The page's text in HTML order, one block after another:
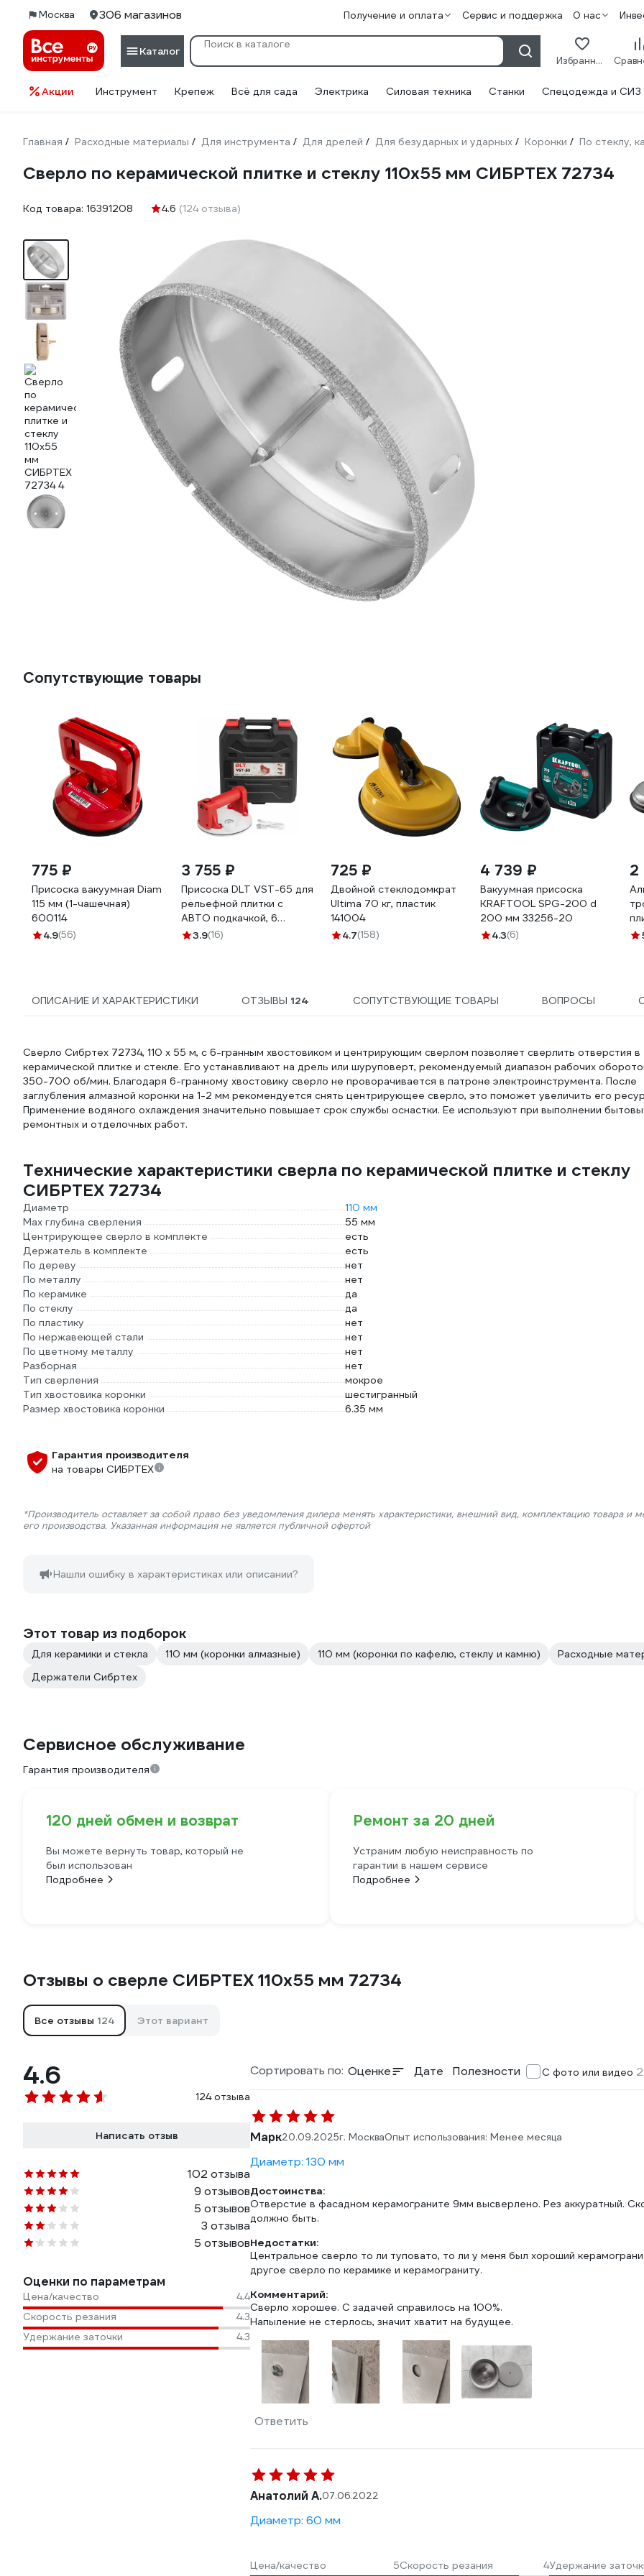
Москва 306 магазинов Получение и оплата Сервис и поддержка О нас
Каталог
Избранное
Акции Инструмент Крепеж Всё для сада Электрика Силовая техника Станки Спецодежда и СИЗ
Главная / Расходные материалы / Для инструмента / Для дрелей / Для безударных и ударных / Коронки / По стеклу,
Сверло по керамической плитке и стеклу 110х55 мм СИБРТЕХ 72734
Код товара: 16391208 4.6 (124 отзыва)
Сопутствующие товары
775 ₽
Присоска вакуумная Diam
115 мм (1-чашечная)
600114
4.9(56)
3 755 ₽
Присоска DLT VST-65 для
рельефной плитки с
АВТО подкачкой, 6
дюймов 1944
3.9(16)
725 ₽
Двойной стеклодомкрат
Ultima 70 кг, пластик
141004
4.7(158)
4 739 ₽
Вакуумная присоска
KRAFTOOL SPG-200 d
200 мм 33256-20
4.3(6)
2
ОПИСАНИЕ И ХАРАКТЕРИСТИКИ ОТЗЫВЫ 124 СОПУТСТВУЮЩИЕ ТОВАРЫ ВОПРОСЫ
Сверло Сибртех 72734, 110 х 55 м, с 6-гранным хвостовиком и центрирующим сверлом позволяет сверлить отверстия в
керамической плитке и стекле. Его устанавливают на дрель или шуруповерт, рекомендуемый диапазон рабочих
350-700 об/мин. Благодаря 6-гранному хвостовику сверло не проворачивается в патроне электроинструмента. После
заглубления алмазной коронки на 1-2 мм рекомендуется снять центрирующее сверло, это поможет увеличить его
Применение водяного охлаждения значительно повышает срок службы оснастки. Ее используют при выполнении
ремонтных и отделочных работ.
Технические характеристики сверла по керамической плитке и стеклу
СИБРТЕХ 72734
Диаметр
110 мм
Max глубина сверления
55 мм
Центрирующее сверло в комплекте
есть
Держатель в комплекте
есть
По дереву
нет
По металлу
нет
По керамике
да
По стеклу
да
По пластику
нет
По нержавеющей стали
нет
По цветному металлу
нет
Разборная
нет
Тип сверления
мокрое
Тип хвостовика коронки
шестигранный
Размер хвостовика коронки
6.35 мм
Гарантия производителя
на товары СИБРТЕХ
*Производитель оставляет за собой право без уведомления дилера менять характеристики, внешний вид, комплектацию товара и
его производства. Указанная информация не является публичной офертой
Нашли ошибку в характеристиках или описании?
Этот товар из подборок
Для керамики и стекла 110 мм (коронки алмазные) 110 мм (коронки по кафелю, стеклу и камню)
Расходные
Держатели Сибртех
Сервисное обслуживание
Гарантия производителя
120 дней обмен и возврат
Вы можете вернуть товар, который не
был использован
Подробнее
Ремонт за 20 дней
Устраним любую неисправность по
гарантии в нашем сервисе
Подробнее
Отзывы о сверле СИБРТЕХ 110х55 мм 72734
Все отзывы 124 Этот вариант
4.6
124 отзыва
Написать отзыв
102 отзыва
9 отзывов
5 отзывов
3 отзыва
5 отзывов
Оценки по параметрам
Цена/качество
4.4
Скорость резания
4.3
Удержание заточки
4.3
Сортировать по: Оценке Дате Полезности С фото или видео 2
Марк20.09.2025г. МоскваОпыт использования: Менее месяца
Диаметр: 130 мм
Достоинства:
Отверстие в фасадном керамограните 9мм высверлено. Рез аккуратный.
должно быть.
Недостатки:
Центральное сверло то ли туповато, то ли у меня был хороший
другое сверло по керамике и керамограниту.
Комментарий:
Сверло хорошее. С задачей справилось на 100%.
Напыление не стерлось, значит хватит на будущее.
Ответить
Анатолий А.07.06.2022
Диаметр: 60 мм
Цена/качество 5Скорость резания 4Удержание